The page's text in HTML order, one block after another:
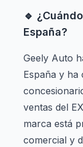
🔹
España?
Geely Auto
España y
ventas del
marca está
comercial y